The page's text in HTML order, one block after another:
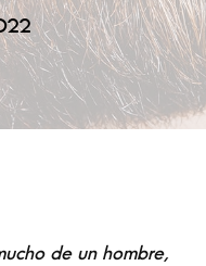
de un hombre,